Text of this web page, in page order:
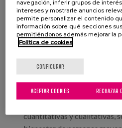
Objetivo tecnológico 3:
realidad virtual relacionados
que resulten divertidos y
mayores, personas con
que se fomente una
mediante investigación, para
cuantitativas y cualitativas,
navegación, inferir grupos de
intereses y mostrarle anuncios
permite personalizar el contenido
información sobre qué secciones
permitiéndonos además mejorar la
Política de cookies
CONFIGURAR
RECHAZAR
ACEPTAR COOKIES